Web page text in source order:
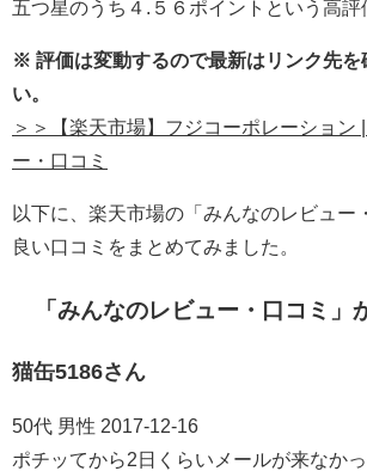
五つ星のうち４.５６ポイントという高評
※ 評価は変動するので最新はリンク先を
い。
＞＞【楽天市場】フジコーポレーション
ー・口コミ
以下に、楽天市場の「みんなのレビュー
良い口コミをまとめてみました。
「みんなのレビュー・口コミ」
猫缶5186さん
50代 男性 2017-12-16
ポチッてから2日くらいメールが来なか